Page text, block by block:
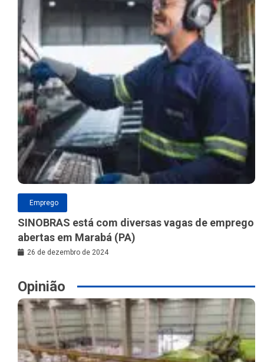
Emprego
SINOBRAS está com diversas vagas de emprego
abertas em Marabá (PA)
26 de dezembro de 2024
Opinião